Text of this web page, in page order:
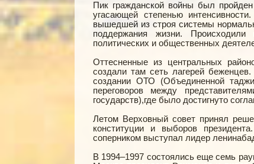
Пик гражданской войны был
угасающей степенью
вышедшей из строя системы
поддержания жизни. Происходили
политических и общественных
Оттесненные из центральных
создали там сеть лагерей
создании ОТО (Объединенной
переговоров между
государств),где было достигнуто
Летом Верховный совет принял
конституции и выборов
соперником выступал лидер
В 1994–1997 состоялись еще семь